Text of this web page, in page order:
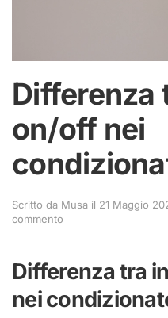
Differenza
on/off nei
Scritto da Musa il 21 Maggio
commento
e
nei
Differenza tra
nei